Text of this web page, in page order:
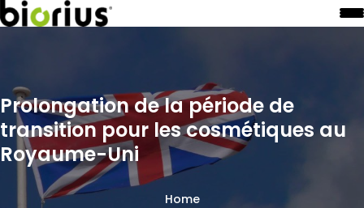
Prolongation de la période de
transition pour les cosmétiques au
Royaume-Uni
Home